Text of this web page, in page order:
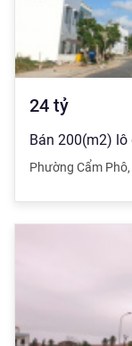
24 tỷ
Phường Cẩm Phô,